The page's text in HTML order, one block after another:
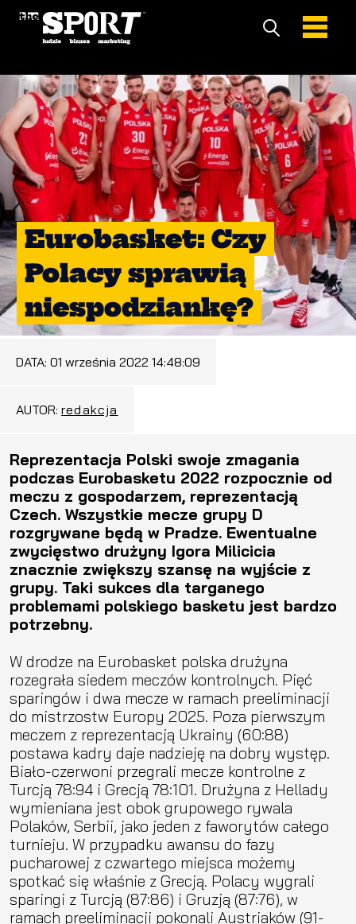
Eurobasket: Czy
Polacy sprawią
niespodziankę?
DATA: 01 września 2022 14:48:09
AUTOR: redakcja
Reprezentacja Polski swoje zmagania
podczas Eurobasketu 2022 rozpocznie od
meczu z gospodarzem, reprezentacją
Czech. Wszystkie mecze grupy D
rozgrywane będą w Pradze. Ewentualne
zwycięstwo drużyny Igora Milicicia
znacznie zwiększy szansę na wyjście z
grupy. Taki sukces dla targanego
problemami polskiego basketu jest bardzo
potrzebny.
W drodze na Eurobasket polska drużyna
rozegrała siedem meczów kontrolnych. Pięć
sparingów i dwa mecze w ramach preeliminacji
do mistrzostw Europy 2025. Poza pierwszym
meczem z reprezentacją Ukrainy (60:88)
postawa kadry daje nadzieję na dobry występ.
Biało-czerwoni przegrali mecze kontrolne z
Turcją 78:94 i Grecją 78:101. Drużyna z Hellady
wymieniana jest obok grupowego rywala
Polaków, Serbii, jako jeden z faworytów całego
turnieju. W przypadku awansu do fazy
pucharowej z czwartego miejsca możemy
spotkać się właśnie z Grecją. Polacy wygrali
sparingi z Turcją (87:86) i Gruzją (87:76), w
ramach preeliminacji pokonali Austriaków (91-